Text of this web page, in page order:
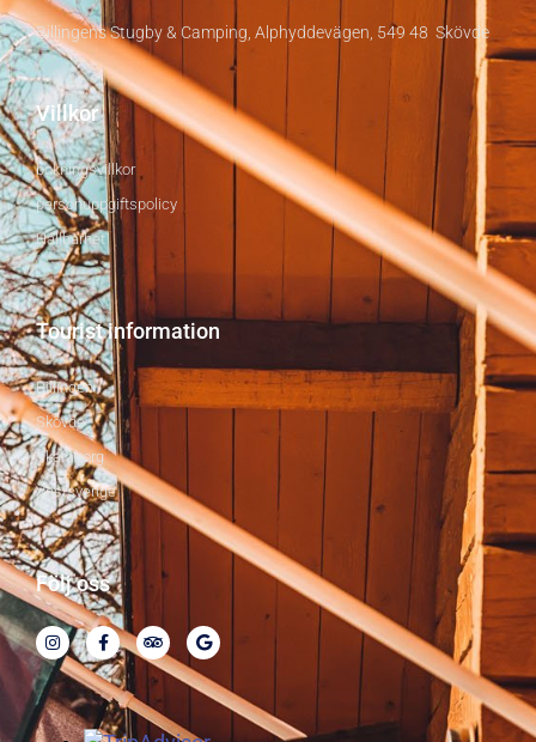
Billingens Stugby & Camping, Alphyddevägen, 549 48 Skövde
Villkor
bokningsvillkor
personuppgiftspolicy
Hållbarhet
Tourist information
Billingen
Skövde
Skaraborg
Västsverige
Följ oss